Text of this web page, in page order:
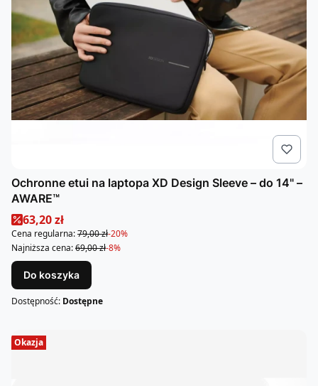
Ochronne etui na laptopa XD Design Sleeve – do 14" –
AWARE™
Cena promocyjna
63,20 zł
Cena regularna:79,00 zł-20%
Najniższa cena:69,00 zł-8%
Do koszyka
Dostępność: Dostępne
Okazja